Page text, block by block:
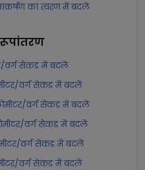
का त्वरण में बदलें
रूपांतरण
वर्ग सेकंड में बदलें
वर्ग सेकंड में बदलें
वर्ग सेकंड में बदलें
वर्ग सेकंड में बदलें
वर्ग सेकंड में बदलें
वर्ग सेकंड में बदलें